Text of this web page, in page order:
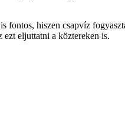
fontos, hiszen csapvíz
ezt eljuttatni a köztereken is.